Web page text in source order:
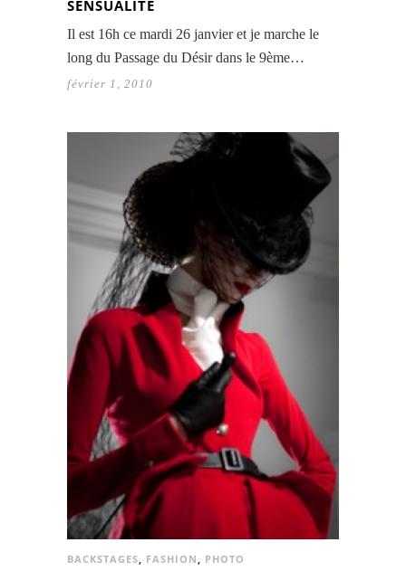
SENSUALITÉ
Il est 16h ce mardi 26 janvier et je marche le
long du Passage du Désir dans le 9ème…
février 1, 2010
BACKSTAGES FASHION PHOTO